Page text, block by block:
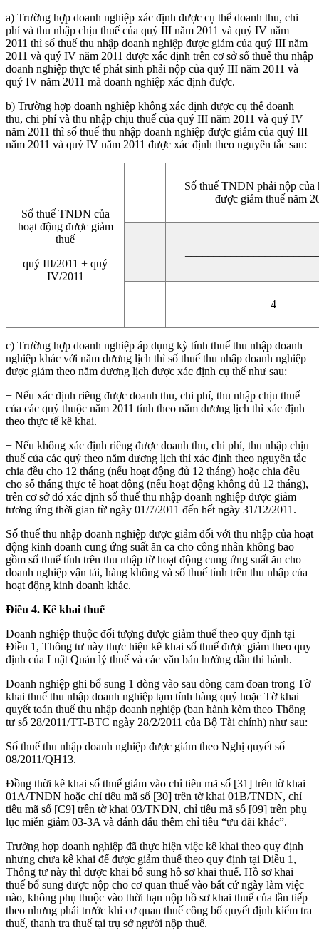
a) Trường hợp doanh nghiệp xác định được cụ thể doanh thu, chi
phí và thu nhập chịu thuế của quý III năm 2011 và quý IV năm
2011 thì số thuế thu nhập doanh nghiệp được giảm của quý III năm
2011 và quý IV năm 2011 được xác định trên cơ sở số thuế thu nhập
doanh nghiệp thực tế phát sinh phải nộp của quý III năm 2011 và
quý IV năm 2011 mà doanh nghiệp xác định được.
b) Trường hợp doanh nghiệp không xác định được cụ thể doanh
thu, chi phí và thu nhập chịu thuế của quý III năm 2011 và quý IV
năm 2011 thì số thuế thu nhập doanh nghiệp được giảm của quý III
năm 2011 và quý IV năm 2011 được xác định theo nguyên tắc sau:
Số thuế TNDN của
hoạt động được giảm
thuế
quý III/2011 + quý
IV/2011
Số thuế TNDN phải nộp của
được giảm thuế năm
=
4
c) Trường hợp doanh nghiệp áp dụng kỳ tính thuế thu nhập doanh
nghiệp khác với năm dương lịch thì số thuế thu nhập doanh nghiệp
được giảm theo năm dương lịch được xác định cụ thể như sau:
+ Nếu xác định riêng được doanh thu, chi phí, thu nhập chịu thuế
của các quý thuộc năm 2011 tính theo năm dương lịch thì xác định
theo thực tế kê khai.
+ Nếu không xác định riêng được doanh thu, chi phí, thu nhập chịu
thuế của các quý theo năm dương lịch thì xác định theo nguyên tắc
chia đều cho 12 tháng (nếu hoạt động đủ 12 tháng) hoặc chia đều
cho số tháng thực tế hoạt động (nếu hoạt động không đủ 12 tháng),
trên cơ sở đó xác định số thuế thu nhập doanh nghiệp được giảm
tương ứng thời gian từ ngày 01/7/2011 đến hết ngày 31/12/2011.
Số thuế thu nhập doanh nghiệp được giảm đối với thu nhập của hoạt
động kinh doanh cung ứng suất ăn ca cho công nhân không bao
gồm số thuế tính trên thu nhập từ hoạt động cung ứng suất ăn cho
doanh nghiệp vận tải, hàng không và số thuế tính trên thu nhập của
hoạt động kinh doanh khác.
Điều 4. Kê khai thuế
Doanh nghiệp thuộc đối tượng được giảm thuế theo quy định tại
Điều 1, Thông tư này thực hiện kê khai số thuế được giảm theo quy
định của Luật Quản lý thuế và các văn bản hướng dẫn thi hành.
Doanh nghiệp ghi bổ sung 1 dòng vào sau dòng cam đoan trong Tờ
khai thuế thu nhập doanh nghiệp tạm tính hàng quý hoặc Tờ khai
quyết toán thuế thu nhập doanh nghiệp (ban hành kèm theo Thông
tư số 28/2011/TT-BTC ngày 28/2/2011 của Bộ Tài chính) như sau:
Số thuế thu nhập doanh nghiệp được giảm theo Nghị quyết số
08/2011/QH13.
Đồng thời kê khai số thuế giảm vào chỉ tiêu mã số [31] trên tờ khai
01A/TNDN hoặc chỉ tiêu mã số [30] trên tờ khai 01B/TNDN, chỉ
tiêu mã số [C9] trên tờ khai 03/TNDN, chỉ tiêu mã số [09] trên phụ
lục miễn giảm 03-3A và đánh dấu thêm chỉ tiêu “ưu đãi khác”.
Trường hợp doanh nghiệp đã thực hiện việc kê khai theo quy định
nhưng chưa kê khai để được giảm thuế theo quy định tại Điều 1,
Thông tư này thì được khai bổ sung hồ sơ khai thuế. Hồ sơ khai
thuế bổ sung được nộp cho cơ quan thuế vào bất cứ ngày làm việc
nào, không phụ thuộc vào thời hạn nộp hồ sơ khai thuế của lần tiếp
theo nhưng phải trước khi cơ quan thuế công bố quyết định kiểm tra
thuế, thanh tra thuế tại trụ sở người nộp thuế.